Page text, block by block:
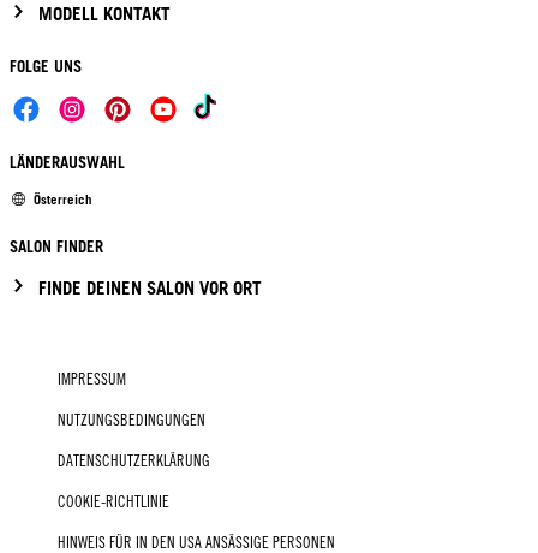
MODELL KONTAKT
FOLGE UNS
LÄNDERAUSWAHL
Österreich
SALON FINDER
FINDE DEINEN SALON VOR ORT
IMPRESSUM
NUTZUNGSBEDINGUNGEN
DATENSCHUTZERKLÄRUNG
COOKIE-RICHTLINIE
HINWEIS FÜR IN DEN USA ANSÄSSIGE PERSONEN